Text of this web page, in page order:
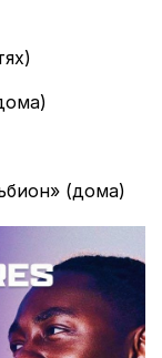
(дома)